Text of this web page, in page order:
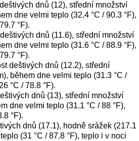
dnů (12), střední množství
dne velmi teplo (32.4 °C / 90.3 °F),
°F).
dnů (11.6), střední množství
dne velmi teplo (31.6 °C / 88.9 °F),
°F).
deštivých dnů (12.2), střední
během dne velmi teplo (31.3 °C /
°C / 78.8 °F).
dnů (13), střední množství
dne velmi teplo (31.1 °C / 88 °F),
°F).
dnů (17.1), hodně srážek (217.1
(31 °C / 87.8 °F), teplo i v noci